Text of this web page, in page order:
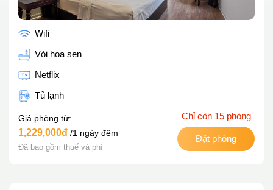
Wifi
Vòi hoa sen
Netflix
Tủ lạnh
Giá phòng từ:
1,229,000đ /1 ngày đêm
Đã bao gồm thuế và phí
Chỉ còn 15 phòng
Đặt phòng